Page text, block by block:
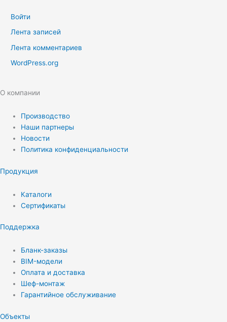
Войти
Лента записей
Лента комментариев
WordPress.org
О компании
Производство
Наши партнеры
Новости
Политика конфиденциальности
Продукция
Каталоги
Сертификаты
Поддержка
Бланк-заказы
BIM-модели
Оплата и доставка
Шеф-монтаж
Гарантийное обслуживание
Объекты